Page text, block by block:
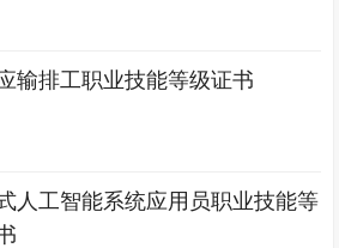
输排工职业技能等级证书
人工智能系统应用员职业技能等